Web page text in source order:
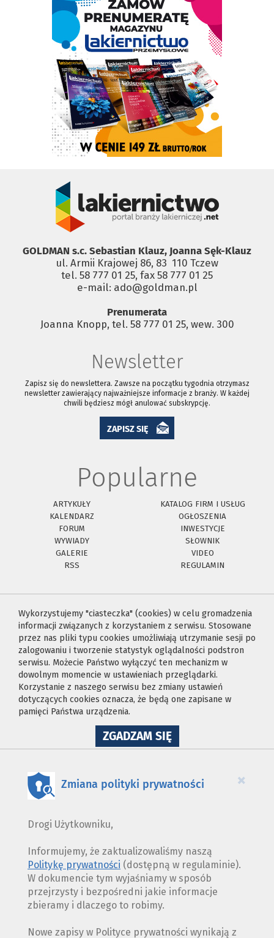
GOLDMAN s.c. Sebastian Klauz, Joanna Sęk-Klauz
ul. Armii Krajowej 86, 83 ­ 110 Tczew
tel. 58 777 01 25, fax 58 777 01 25
e-mail: ado@goldman.pl
Prenumerata
Joanna Knopp, tel. 58 777 01 25, wew. 300
Newsletter
Zapisz się do newslettera. Zawsze na początku tygodnia otrzymasz
newsletter zawierający najważniejsze informacje z branży. W każdej
chwili będziesz mógł anulować subskrypcję.
ZAPISZ SIĘ
Popularne
ARTYKUŁY
KATALOG FIRM I USŁUG
KALENDARZ
OGŁOSZENIA
FORUM
INWESTYCJE
WYWIADY
SŁOWNIK
GALERIE
VIDEO
RSS
REGULAMIN
Wykorzystujemy "ciasteczka" (cookies) w celu gromadzenia
informacji związanych z korzystaniem z serwisu. Stosowane
przez nas pliki typu cookies umożliwiają utrzymanie sesji po
zalogowaniu i tworzenie statystyk oglądalności podstron
serwisu. Możecie Państwo wyłączyć ten mechanizm w
dowolnym momencie w ustawieniach przeglądarki.
Korzystanie z naszego serwisu bez zmiany ustawień
dotyczących cookies oznacza, że będą one zapisane w
pamięci Państwa urządzenia.
ZGADZAM SIĘNA
WYKORZYSTANIE
×
Zmiana polityki prywatności
Drogi Użytkowniku,
Informujemy, że zaktualizowaliśmy naszą
Politykę prywatności (dostępną w regulaminie).
W dokumencie tym wyjaśniamy w sposób
przejrzysty i bezpośredni jakie informacje
zbieramy i dlaczego to robimy.
Nowe zapisy w Polityce prywatności wynikają z